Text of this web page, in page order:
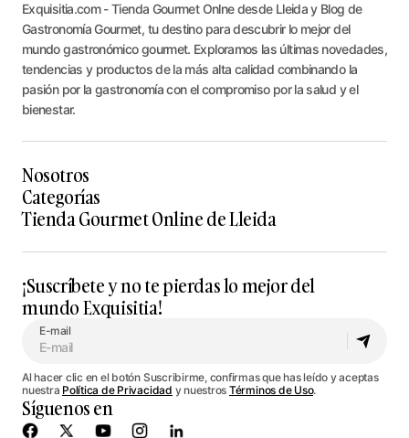
Exquisitia.com - Tienda Gourmet Onlne desde Lleida y Blog de
Gastronomía Gourmet, tu destino para descubrir lo mejor del
mundo gastronómico gourmet. Exploramos las últimas novedades,
tendencias y productos de la más alta calidad combinando la
pasión por la gastronomía con el compromiso por la salud y el
bienestar.
Nosotros
Categorías
Tienda Gourmet Online de Lleida
¡Suscríbete y no te pierdas lo mejor del
mundo Exquisitia!
E-mail
Al hacer clic en el botón Suscribirme, confirmas que has leído y aceptas
nuestra Política de Privacidad y nuestros Términos de Uso.
Síguenos en